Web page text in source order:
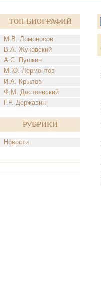
Топ Биографий
М.В. Ломоносов
В.А. Жуковский
А.С. Пушкин
М.Ю. Лермонтов
И.А. Крылов
Ф.М. Достоевский
Г.Р. Державин
Рубрики
Новости